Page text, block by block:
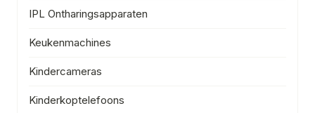
IPL Ontharingsapparaten
Keukenmachines
Kindercameras
Kinderkoptelefoons